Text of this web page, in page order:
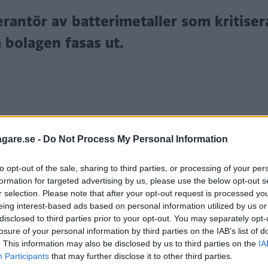
- Do Not Process My Personal Information
opt-out of the sale, sharing to third parties, or processing of your
for targeted advertising by us, please use the below opt-out
selection. Please note that after your opt-out request is processed
interest-based ads based on personal information utilized by us
to third parties prior to your opt-out. You may separately
of your personal information by third parties on the IAB’s list of
This information may also be disclosed by us to third parties on the
Participants that may further disclose it to other third parties.
av batterimetaller som
fasas ut.
grönaste batterier”.
in nickel och kobolt från ryska företaget
får kritik för från miljöorganisationen Bellona.
i världen och så vitt jag vet är det fortfarande
till P1-programmet Kaliber.